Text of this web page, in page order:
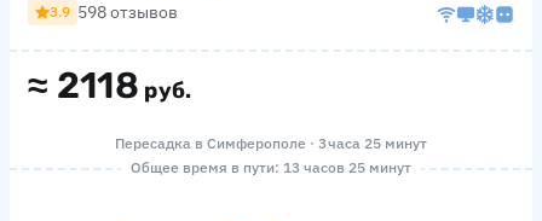
≈ 2118 руб.
3.9 598 отзывов
Пересадка в Симферополе · 3 часа 25 минут
Общее время в пути: 13 часов 25 минут